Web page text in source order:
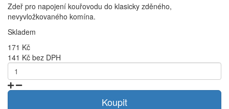
Zdeř pro napojení kouřovodu do klasicky zděného,
nevyvložkovaného komína.
Skladem
171 Kč
141 Kč bez DPH
Koupit